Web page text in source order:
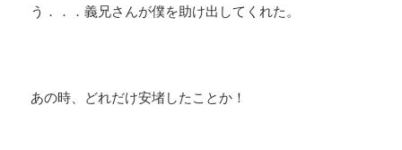
う．．．義兄さんが僕を助け出してくれた。
あの時、どれだけ安堵したことか！